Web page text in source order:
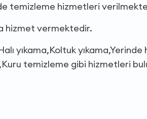
temizleme hizmetleri
hizmet vermektedir.
yıkama,Koltuk yıkama,Yerinde
temizleme gibi hizmetleri